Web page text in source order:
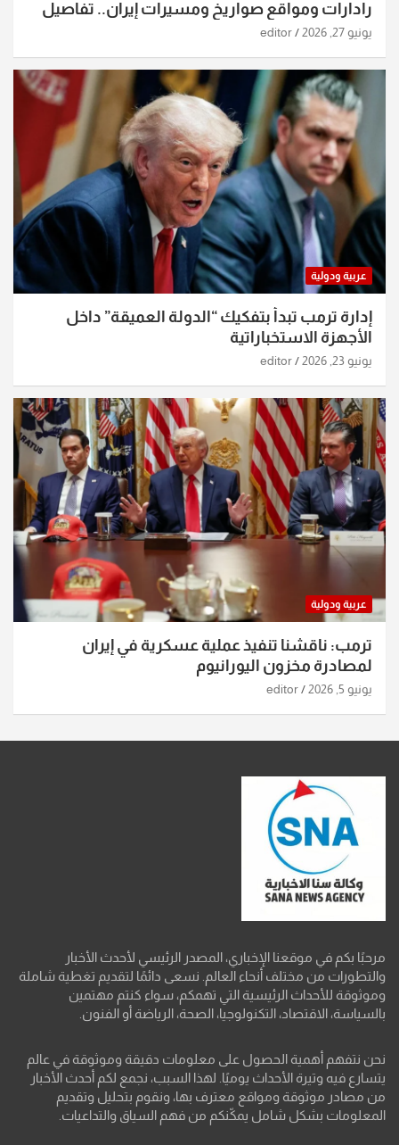
رادارات ومواقع صواريخ ومسيرات إيران.. تفاصيل
الساعات الماضية
يونيو 27, 2026 editor
عربية ودولية
إدارة ترمب تبدأ بتفكيك “الدولة العميقة” داخل
الأجهزة الاستخباراتية
يونيو 23, 2026 editor
عربية ودولية
ترمب: ناقشنا تنفيذ عملية عسكرية في إيران
لمصادرة مخزون اليورانيوم
يونيو 5, 2026 editor
مرحبًا بكم في موقعنا الإخباري، المصدر الرئيسي لأحدث الأخبار
والتطورات من مختلف أنحاء العالم. نسعى دائمًا لتقديم تغطية شاملة
وموثوقة للأحداث الرئيسية التي تهمكم، سواء كنتم مهتمين
بالسياسة، الاقتصاد، التكنولوجيا، الصحة، الرياضة أو الفنون.
نحن نتفهم أهمية الحصول على معلومات دقيقة وموثوقة في عالم
يتسارع فيه وتيرة الأحداث يوميًا. لهذا السبب، نجمع لكم أحدث الأخبار
من مصادر موثوقة ومواقع معترف بها، ونقوم بتحليل وتقديم
المعلومات بشكل شامل يمكّنكم من فهم السياق والتداعيات.